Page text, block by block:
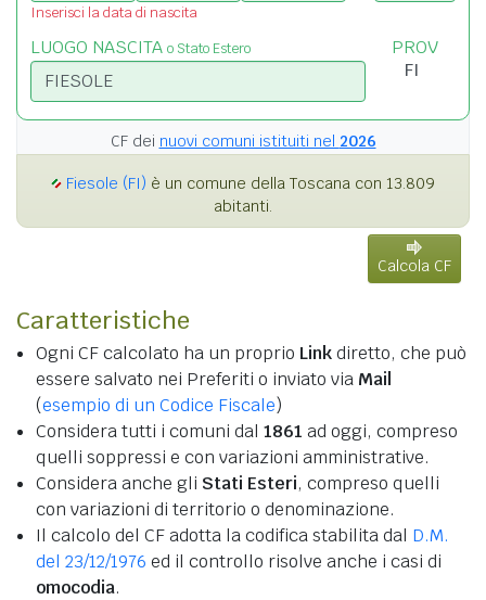
Inserisci la data di nascita
LUOGO NASCITA o Stato Estero PROV
CF dei nuovi comuni istituiti nel 2026
Fiesole (FI) è un comune della Toscana con 13.809
abitanti.
Calcola CF
Caratteristiche
Ogni CF calcolato ha un proprio Linkdiretto, che può
essere salvato nei Preferiti o inviato via Mail
(esempio di un Codice Fiscale)
Considera tutti i comuni dal 1861 ad oggi, compreso
quelli soppressi e con variazioni amministrative.
Considera anche gli Stati Esteri, compreso quelli
con variazioni di territorio o denominazione.
Il calcolo del CF adotta la codifica stabilita dal D.M.
del 23/12/1976 ed il controllo risolve anche i casi di
omocodia.